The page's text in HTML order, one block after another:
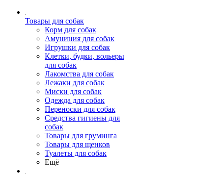
Товары для собак
Корм для собак
Амуниция для собак
Игрушки для собак
Клетки, будки, вольеры
для собак
Лакомства для собак
Лежаки для собак
Миски для собак
Одежда для собак
Переноски для собак
Средства гигиены для
собак
Товары для груминга
Товары для щенков
Туалеты для собак
Ещё